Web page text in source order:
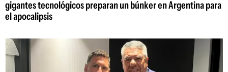
gigantes tecnológicos preparan un búnker en Argentina para
el apocalipsis